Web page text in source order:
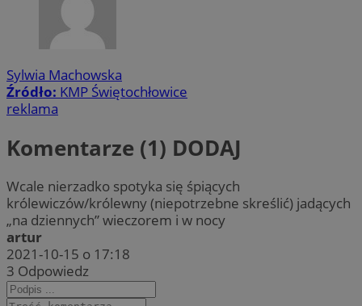
Sylwia Machowska
Źródło: KMP Świętochłowice
reklama
Komentarze (1) DODAJ
Wcale nierzadko spotyka się śpiących
królewiczów/królewny (niepotrzebne skreślić) jadących
„na dziennych” wieczorem i w nocy
artur
2021-10-15 o 17:18
3 Odpowiedz